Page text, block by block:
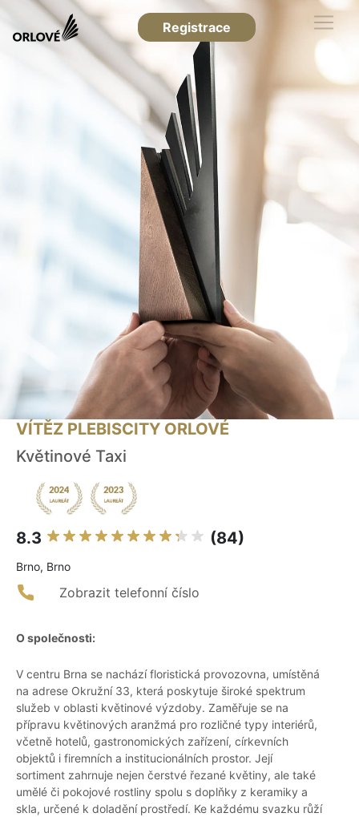
Registrace
VÍTĚZ PLEBISCITY ORLOVÉ
Květinové Taxi
8.3 (84)
Brno, Brno
Zobrazit telefonní číslo
O společnosti:
V centru Brna se nachází floristická provozovna, umístěná
na adrese Okružní 33, která poskytuje široké spektrum
služeb v oblasti květinové výzdoby. Zaměřuje se na
přípravu květinových aranžmá pro rozličné typy interiérů,
včetně hotelů, gastronomických zařízení, církevních
objektů i firemních a institucionálních prostor. Její
sortiment zahrnuje nejen čerstvé řezané květiny, ale také
umělé či pokojové rostliny spolu s doplňky z keramiky a
skla, určené k doladění prostředí. Ke každému svazku růží